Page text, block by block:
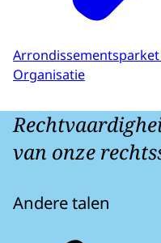
Organisatie
van onze
Andere talen